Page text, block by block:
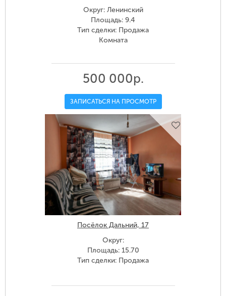
Округ: Ленинский
Площадь: 9.4
Тип сделки: Продажа
Комната
500 000р.
ЗАПИСАТЬСЯ НА ПРОСМОТР
Посёлок Дальний, 17
Округ:
Площадь: 15.70
Тип сделки: Продажа